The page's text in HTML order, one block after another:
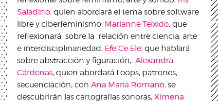
Saladino, quien abordará el tema sobre software
libre y ciberfeminismo, Marianne Teixido, que
reflexionará sobre la relación entre ciencia, arte
e interdisciplinariedad, Efe Ce Ele, que hablará
sobre abstracción y figuración, Alexandra
Cárdenas, quien abordará Loops, patrones,
secuenciación, con Ana María Romano, se
descubrirán las cartografías sonoras, Ximena